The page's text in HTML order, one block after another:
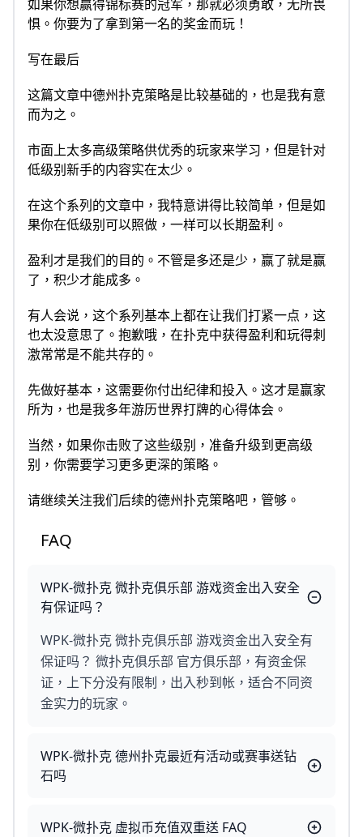
如果你想赢得锦标赛的冠军，那就必须勇敢，无所畏
惧。你要为了拿到第一名的奖金而玩！
写在最后
这篇文章中德州扑克策略是比较基础的，也是我有意
而为之。
市面上太多高级策略供优秀的玩家来学习，但是针对
低级别新手的内容实在太少。
在这个系列的文章中，我特意讲得比较简单，但是如
果你在低级别可以照做，一样可以长期盈利。
盈利才是我们的目的。不管是多还是少，赢了就是赢
了，积少才能成多。
有人会说，这个系列基本上都在让我们打紧一点，这
也太没意思了。抱歉哦，在扑克中获得盈利和玩得刺
激常常是不能共存的。
先做好基本，这需要你付出纪律和投入。这才是赢家
所为，也是我多年游历世界打牌的心得体会。
当然，如果你击败了这些级别，准备升级到更高级
别，你需要学习更多更深的策略。
请继续关注我们后续的德州扑克策略吧，管够。
FAQ
WPK-微扑克 微扑克俱乐部 游戏资金出入安全
有保证吗？
WPK-微扑克 微扑克俱乐部 游戏资金出入安全有
保证吗？ 微扑克俱乐部 官方俱乐部，有资金保
证，上下分没有限制，出入秒到帐，适合不同资
金实力的玩家。
WPK-微扑克 德州扑克最近有活动或赛事送钻
石吗
WPK-微扑克 虚拟币充值双重送 FAQ